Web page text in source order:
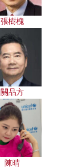
張樹槐
關品方
陳晴